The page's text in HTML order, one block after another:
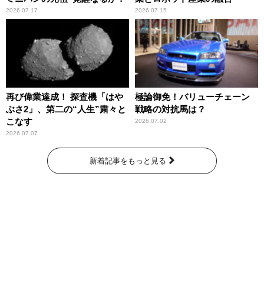
2026.07.17 2026.07.15
再び偉業達成！ 探査機「はや
ぶさ2」、第二の“人生”粛々と
こなす
2026.07.07
極論御免！バリューチェーン
戦略の対抗馬は？
2026.07.02
新着記事をもっと見る